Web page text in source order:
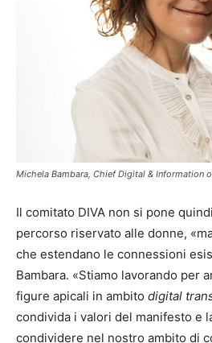
Michela Bambara, Chief Digital & Information
Il comitato DIVA non si pone
percorso riservato alle donne,
che estendano le connessioni
Bambara. «Stiamo lavorando per
figure apicali in ambito digital
condivida i valori del manifesto e
condividere nel nostro ambito di